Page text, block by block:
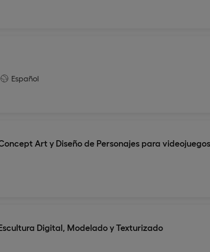
Español
Art y Diseño de Personajes para videojuegos
Digital, Modelado y Texturizado